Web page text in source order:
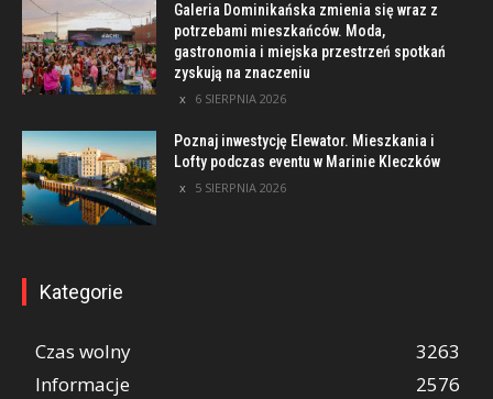
Galeria Dominikańska zmienia się wraz z
potrzebami mieszkańców. Moda,
gastronomia i miejska przestrzeń spotkań
zyskują na znaczeniu
6 SIERPNIA 2026
Poznaj inwestycję Elewator. Mieszkania i
Lofty podczas eventu w Marinie Kleczków
5 SIERPNIA 2026
Kategorie
Czas wolny
3263
Informacje
2576